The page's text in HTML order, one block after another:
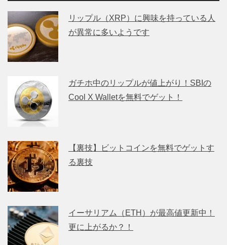
リップル（XRP）に興味を持っている人
が異常に多いようです
ガチホ中のリップルが値上がり！SBIの
Cool X Walletを無料でゲット！
【裏技】ビットコインを無料でゲットす
る裏技
イーサリアム（ETH）が最高値更新中！
更に上がるか？！